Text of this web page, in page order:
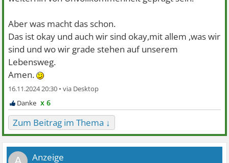
Aber was macht das schon.
Das ist okay und auch wir sind okay,mit allem ,was wir
sind und wo wir grade stehen auf unserem
Lebensweg.
Amen.
16.11.2024 20:30 •
x 6
Zum Beitrag im Thema ↓